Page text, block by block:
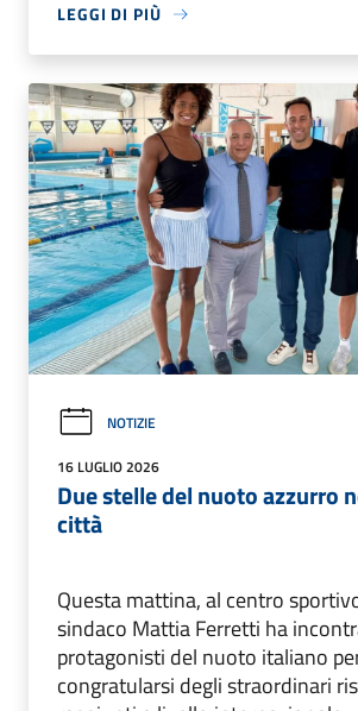
LEGGI DI PIÙ
NOTIZIE
16 LUGLIO 2026
Due stelle del nuoto azzurro
città
Questa mattina, al centro
sindaco Mattia Ferretti ha
protagonisti del nuoto italiano
congratularsi degli straordinari